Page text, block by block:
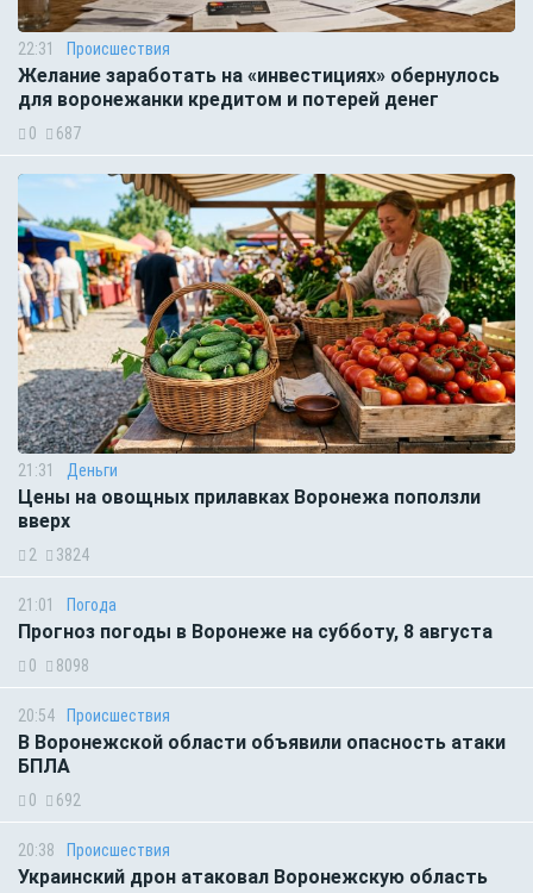
22:31 Происшествия
Желание заработать на «инвестициях» обернулось
для воронежанки кредитом и потерей денег
0 687
21:31 Деньги
Цены на овощных прилавках Воронежа поползли
вверх
2 3824
21:01 Погода
Прогноз погоды в Воронеже на субботу, 8 августа
0 8098
20:54 Происшествия
В Воронежской области объявили опасность атаки
БПЛА
0 692
20:38 Происшествия
Украинский дрон атаковал Воронежскую область